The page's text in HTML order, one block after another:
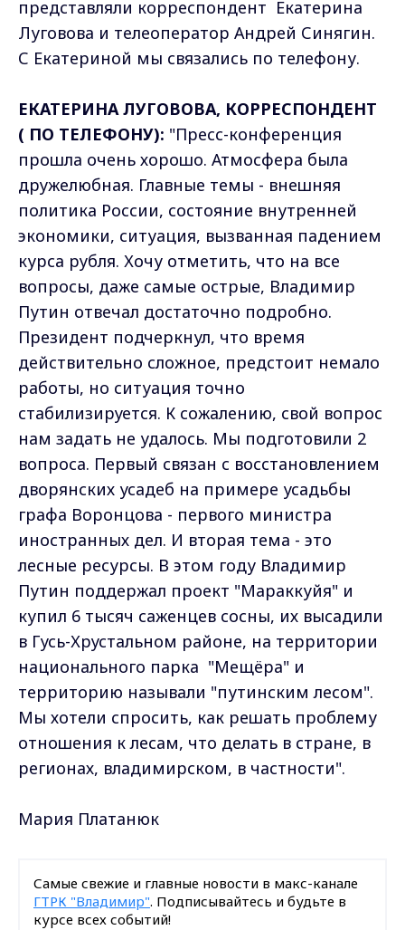
представляли корреспондент Екатерина
Луговова и телеоператор Андрей Синягин.
С Екатериной мы связались по телефону.
ЕКАТЕРИНА ЛУГОВОВА, КОРРЕСПОНДЕНТ
( ПО ТЕЛЕФОНУ): "Пресс-конференция
прошла очень хорошо. Атмосфера была
дружелюбная. Главные темы - внешняя
политика России, состояние внутренней
экономики, ситуация, вызванная падением
курса рубля. Хочу отметить, что на все
вопросы, даже самые острые, Владимир
Путин отвечал достаточно подробно.
Президент подчеркнул, что время
действительно сложное, предстоит немало
работы, но ситуация точно
стабилизируется. К сожалению, свой вопрос
нам задать не удалось. Мы подготовили 2
вопроса. Первый связан с восстановлением
дворянских усадеб на примере усадьбы
графа Воронцова - первого министра
иностранных дел. И вторая тема - это
лесные ресурсы. В этом году Владимир
Путин поддержал проект "Мараккуйя" и
купил 6 тысяч саженцев сосны, их высадили
в Гусь-Хрустальном районе, на территории
национального парка "Мещёра" и
территорию называли "путинским лесом".
Мы хотели спросить, как решать проблему
отношения к лесам, что делать в стране, в
регионах, владимирском, в частности".
Мария Платанюк
Самые свежие и главные новости в макс-канале
ГТРК "Владимир". Подписывайтесь и будьте в
курсе всех событий!